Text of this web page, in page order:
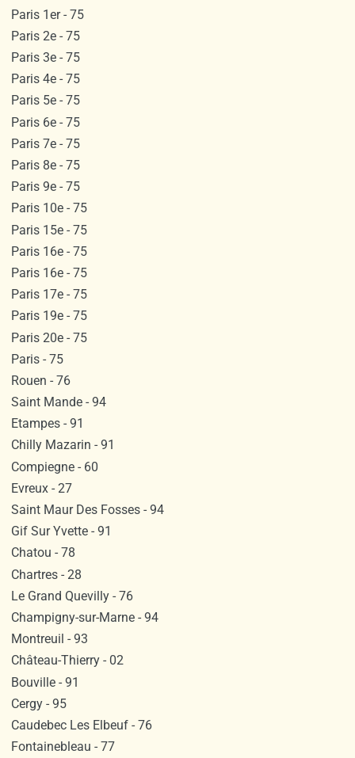
Paris 1er - 75
Paris 2e - 75
Paris 3e - 75
Paris 4e - 75
Paris 5e - 75
Paris 6e - 75
Paris 7e - 75
Paris 8e - 75
Paris 9e - 75
Paris 10e - 75
Paris 15e - 75
Paris 16e - 75
Paris 16e - 75
Paris 17e - 75
Paris 19e - 75
Paris 20e - 75
Paris - 75
Rouen - 76
Saint Mande - 94
Etampes - 91
Chilly Mazarin - 91
Compiegne - 60
Evreux - 27
Saint Maur Des Fosses - 94
Gif Sur Yvette - 91
Chatou - 78
Chartres - 28
Le Grand Quevilly - 76
Champigny-sur-Marne - 94
Montreuil - 93
Château-Thierry - 02
Bouville - 91
Cergy - 95
Caudebec Les Elbeuf - 76
Fontainebleau - 77